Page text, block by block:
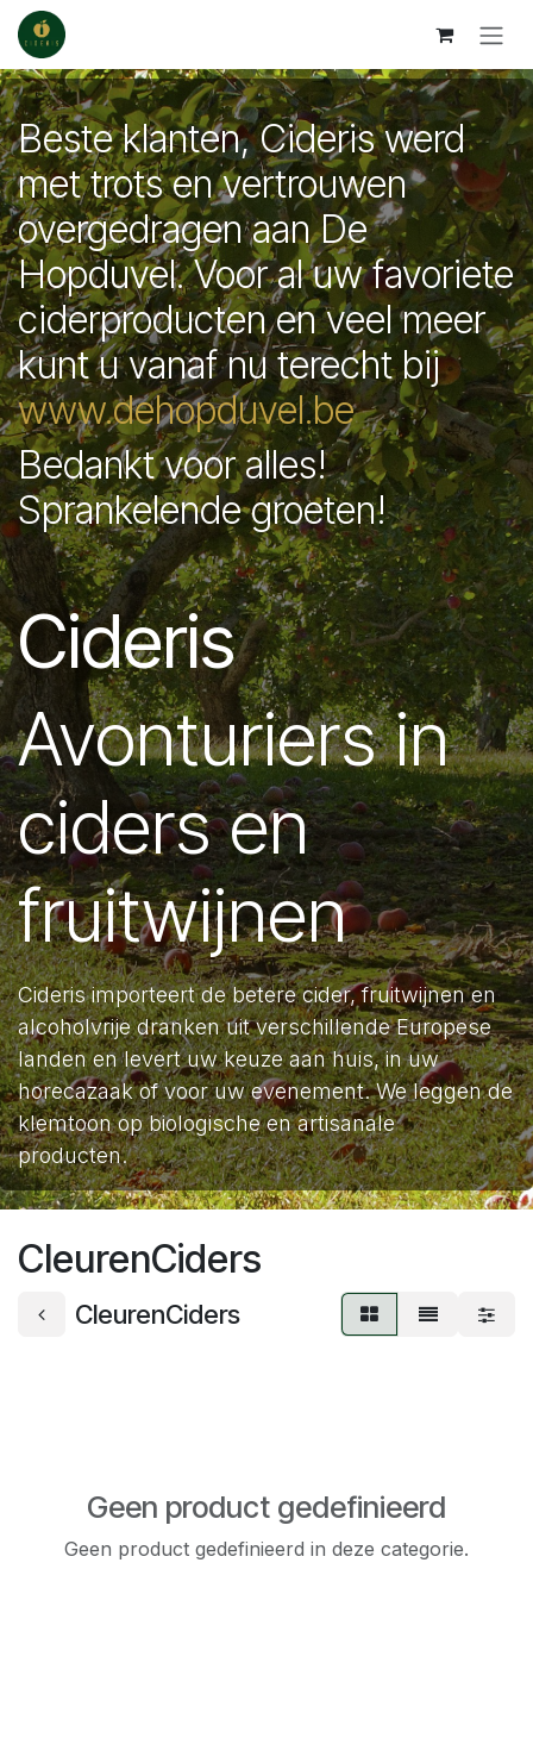
Overslaan naar inhoud
Beste klanten, Cideris werd
met trots en vertrouwen
overgedragen aan De
Hopduvel. Voor al uw favoriete
ciderproducten en veel meer
kunt u vanaf nu terecht bij
www.dehopduvel.be
Bedankt voor alles!
Sprankelende groeten!
Cideris
Avonturiers in
ciders en
fruitwijnen
Cideris importeert de betere cider, fruitwijnen en
alcoholvrije dranken uit verschillende Europese
landen en levert uw keuze aan huis, in uw
horecazaak of voor uw evenement. We leggen de
klemtoon op biologische en artisanale
producten.
CleurenCiders
CleurenCiders
Geen product gedefinieerd
Geen product gedefinieerd in deze categorie.